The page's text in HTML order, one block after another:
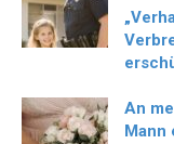
An